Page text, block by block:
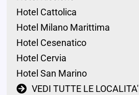
Hotel Cattolica
Hotel Milano Marittima
Hotel Cesenatico
Hotel Cervia
Hotel San Marino
VEDI TUTTE LE LOCALITA'